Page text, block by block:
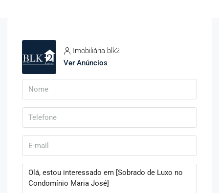
Imobiliária blk2
Ver Anúncios